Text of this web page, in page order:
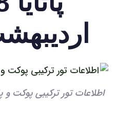
اردیبهشت
اطلاعات تور ترکیبی پوکت و پاتایا 8 شب